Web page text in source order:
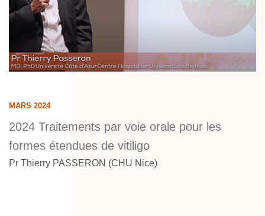
MARS 2024
2024 Traitements par voie orale pour les
formes étendues de vitiligo
Pr Thierry PASSERON (CHU Nice)